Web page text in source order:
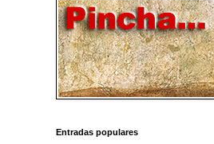
Entradas populares